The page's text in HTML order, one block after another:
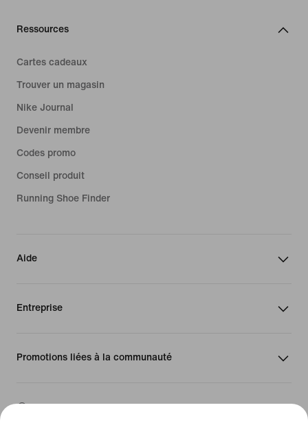
Ressources
Cartes cadeaux
Trouver un magasin
Nike Journal
Devenir membre
Codes promo
Conseil produit
Running Shoe Finder
Aide
Entreprise
Promotions liées à la communauté
Luxembourg